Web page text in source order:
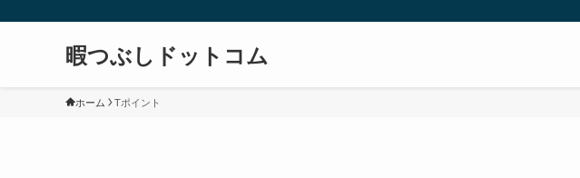
暇つぶしドットコム
ホーム Tポイント